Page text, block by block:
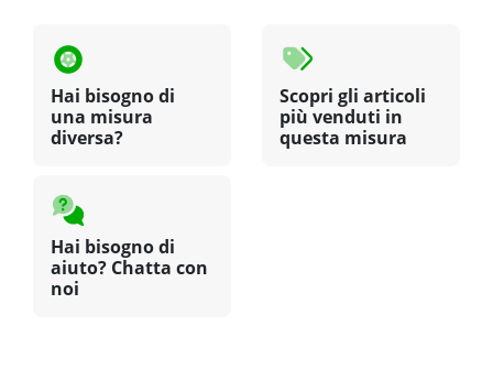
Hai bisogno di
una misura
diversa?
Scopri gli articoli
più venduti in
questa misura
Hai bisogno di
aiuto? Chatta con
noi